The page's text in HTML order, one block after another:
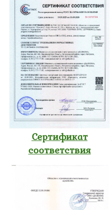
Сертификат
соответствия